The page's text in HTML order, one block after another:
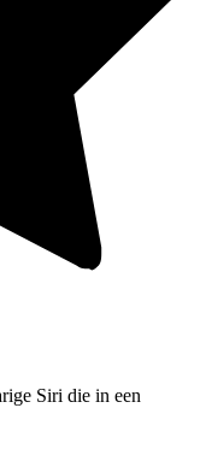
Siri die in een